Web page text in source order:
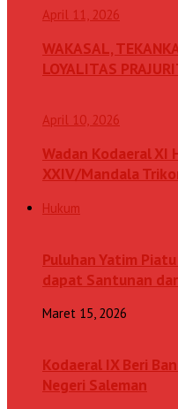
April 11, 2026
WAKASAL,
LOYALITAS
April 10, 2026
Wadan Kodaeral XI
XXIV/Mandala
Hukum
Puluhan Yatim
dapat Santunan
Maret 15, 2026
Kodaeral IX Beri
Negeri Saleman